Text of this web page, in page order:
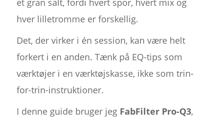
et gran salt, fordi hvert spor, hvert mix og
hver lilletromme er forskellig.
Det, der virker i én session, kan være helt
forkert i en anden. Tænk på EQ-tips som
værktøjer i en værktøjskasse, ikke som trin-
for-trin-instruktioner.
I denne guide bruger jeg FabFilter Pro-Q3,